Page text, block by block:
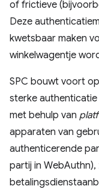
of frictieve
Deze
kwetsbaar maken
winkelwagentje
SPC bouwt voort op
sterke
met behulp van
apparaten van
authenticerende
partij in